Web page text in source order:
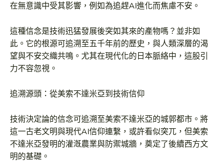
在無意識中受其影響，例如為追趕AI進化而焦慮不安。
這種信念是技術迅猛發展後突如其來的產物嗎？並非如
此。它的根源可追溯至五千年前的歷史，與人類深層的渴
望與不安交織共鳴。尤其在現代化的日本脈絡中，這股引
力不容忽視。
追溯源頭：從美索不達米亞到技術信仰
技術決定論的信念可追溯至美索不達米亞的城郭都市。將
這一古老文明與現代AI信仰連繫，或許看似突兀，但美索
不達米亞發明的灌漑農業與防禦城牆，奠定了後續西方文
明的基礎。